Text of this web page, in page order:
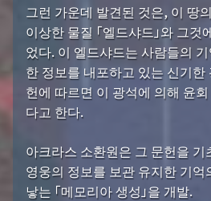
그런 가운데 발견된 것은, 이 땅
이상한 물질 「엘드샤드」와 그
었다. 이 엘드샤드는 사람들의
한 정보를 내포하고 있는 신기
헌에 따르면 이 광석에 의해 윤
다고 한다.
아크라스 소환원은 그 문헌을
영웅의 정보를 보관 유지한 기억
낳는 「메모리아 생성」을 개발.